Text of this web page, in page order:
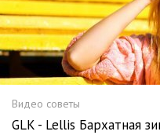
Видео советы
GLK - Lellis Бархатная